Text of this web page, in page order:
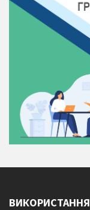
ВИКОРИСТАННЯ